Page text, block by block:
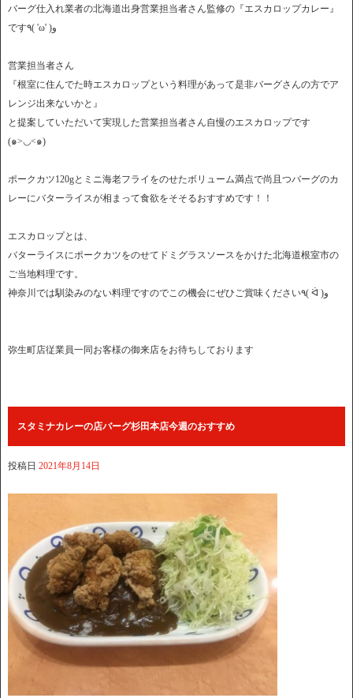
バーグ仕入れ業者の北海道出身営業担当者さん監修の『エスカロップカレー』
です٩( 'ω' )و
営業担当者さん
『根室に住んでた時エスカロップという料理があって是非バーグさんの方でア
レンジ出来ないかと』
と提案していただいて実現した営業担当者さん自慢のエスカロップです
(๑>◡<๑)
ポークカツ120gとミニ海老フライをのせたボリューム満点で尚且つバーグのカ
レーにバターライスが相まって食欲をそそるおすすめです！！
エスカロップとは、
バターライスにポークカツをのせてドミグラスソースをかけた北海道根室市の
ご当地料理です。
神奈川では馴染みのない料理ですのでこの機会にぜひご賞味ください٩( ᐛ )و
弥生町店従業員一同お客様の御来店をお待ちしております
スタミナカレーの店バーグ杉田本店今週のおすすめ
投稿日 2021年8月14日